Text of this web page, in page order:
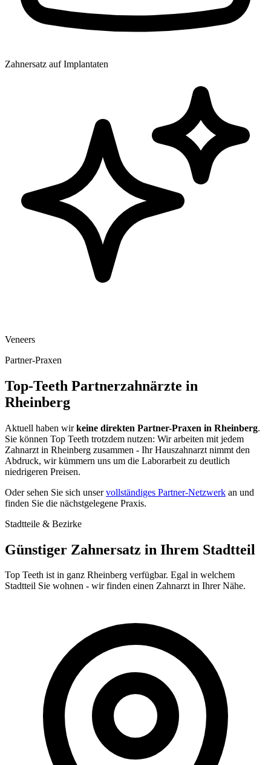
Zahnersatz auf Implantaten
Veneers
Partner-Praxen
Top-Teeth Partnerzahnärzte in
Rheinberg
Aktuell haben wirkeine direkten Partner-Praxen in Rheinberg.
Sie können Top Teeth trotzdem nutzen: Wir arbeiten mit jedem
Zahnarzt in Rheinberg zusammen - Ihr Hauszahnarzt nimmt den
Abdruck, wir kümmern uns um die Laborarbeit zu deutlich
niedrigeren Preisen.
Oder sehen Sie sich unservollständiges Partner-Netzwerk an und
finden Sie die nächstgelegene Praxis.
Stadtteile & Bezirke
Günstiger Zahnersatz in Ihrem Stadtteil
Top Teeth ist in ganz Rheinberg verfügbar. Egal in welchem
Stadtteil Sie wohnen - wir finden einen Zahnarzt in Ihrer Nähe.